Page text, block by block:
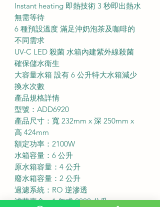
Instant heating 即熱技術 3 秒即出熱水
無需等待
6 種預設溫度 滿足沖奶泡茶及咖啡的
不同需求
UV-C LED 殺菌 水箱內建紫外線殺菌
確保儲水衛生
大容量水箱 設有 6 公升特大水箱減少
換水次數
產品規格詳情
型號：ADD6920
產品尺寸：寬 232mm x 深 250mm x
高 424mm
額定功率：2100W
水箱容量：6 公升
原水箱容量：4 公升
廢水箱容量：2 公升
過濾系統：RO 逆滲透
濾芯壽命：1 年或 2000 公升